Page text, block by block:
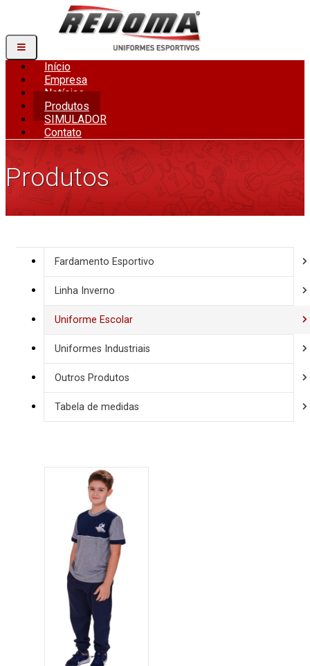
Início
Empresa
Notícias
Produtos
SIMULADOR
Contato
Produtos
Fardamento Esportivo
Linha Inverno
Uniforme Escolar
Uniformes Industriais
Outros Produtos
Tabela de medidas